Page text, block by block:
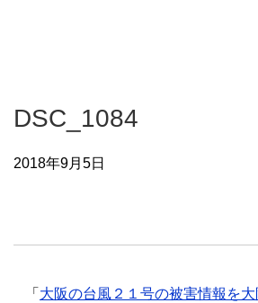
DSC_1084
2018年9月5日
「 大阪の台風２１号の被害情報を